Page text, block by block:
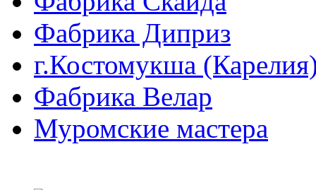
Фабрика Диприз
г.Костомукша
Фабрика Велар
Муромские мастера